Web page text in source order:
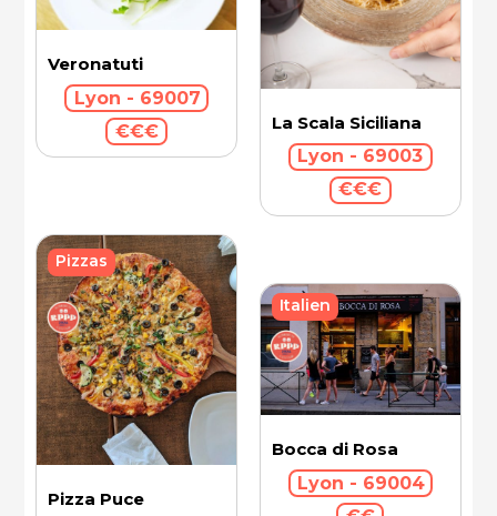
Veronatuti
Lyon - 69007
€€€
La Scala Siciliana
Lyon - 69003
€€€
Pizza Puce
Pizzas
Bocca di Rosa
Lyon - 69004
Italien